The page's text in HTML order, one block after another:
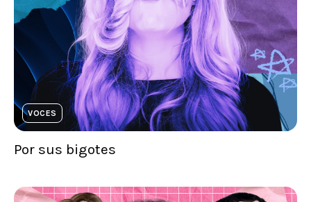
VOCES
Por sus bigotes